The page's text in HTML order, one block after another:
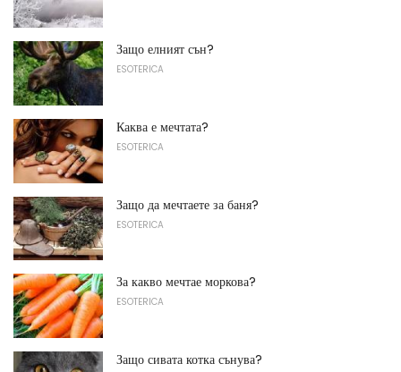
Защо елният сън?
ESOTERICA
Каква е мечтата?
ESOTERICA
Защо да мечтаете за баня?
ESOTERICA
За какво мечтае моркова?
ESOTERICA
Защо сивата котка сънува?